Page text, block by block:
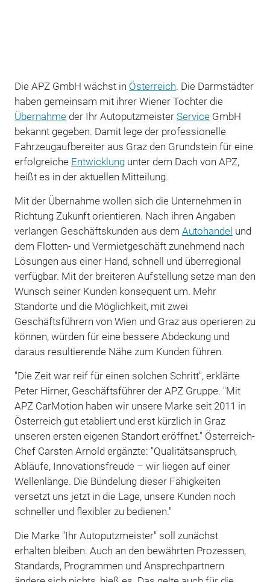
Die APZ GmbH wächst in Österreich. Die Darmstädter
haben gemeinsam mit ihrer Wiener Tochter die
Übernahmeder Ihr Autoputzmeister ServiceGmbH
bekannt gegeben. Damit lege der professionelle
Fahrzeugaufbereiter aus Graz den Grundstein für eine
erfolgreiche Entwicklungunter dem Dach von APZ,
heißt es in der aktuellen Mitteilung.
Mit der Übernahme wollen sich die Unternehmen in
Richtung Zukunft orientieren. Nach ihren Angaben
verlangen Geschäftskunden aus dem Autohandel und
dem Flotten- und Vermietgeschäft zunehmend nach
Lösungen aus einer Hand, schnell und überregional
verfügbar. Mit der breiteren Aufstellung setze man den
Wunsch seiner Kunden konsequent um. Mehr
Standorte und die Möglichkeit, mit zwei
Geschäftsführern von Wien und Graz aus operieren zu
können, würden für eine bessere Abdeckung und
daraus resultierende Nähe zum Kunden führen.
"Die Zeit war reif für einen solchen Schritt", erklärte
Peter Hirner, Geschäftsführer der APZ Gruppe. "Mit
APZ CarMotion haben wir unsere Marke seit 2011 in
Österreich gut etabliert und erst kürzlich in Graz
unseren ersten eigenen Standort eröffnet." Österreich-
Chef Carsten Arnold ergänzte: "Qualitätsanspruch,
Abläufe, Innovationsfreude – wir liegen auf einer
Wellenlänge. Die Bündelung dieser Fähigkeiten
versetzt uns jetzt in die Lage, unsere Kunden noch
schneller und flexibler zu bedienen."
Die Marke "Ihr Autoputzmeister" soll zunächst
erhalten bleiben. Auch an den bewährten Prozessen,
Standards, Programmen und Ansprechpartnern